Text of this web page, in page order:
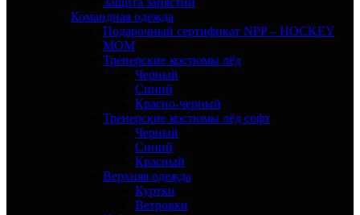
Командная одежда
Подарочный сертификат NPP – HOCKEY
MOM
Тренерские костюмы лёд
Черный
Синий
Красно-черный
Тренерские костюмы лёд софт
Черный
Синий
Красный
Верхняя одежда
Куртки
Ветровки